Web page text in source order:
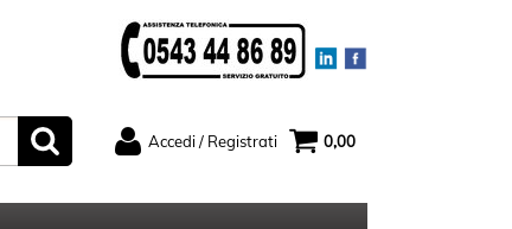
Accedi / Registrati 0,00